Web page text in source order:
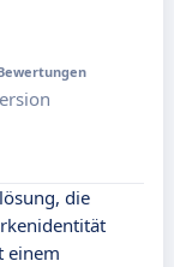
die
einem